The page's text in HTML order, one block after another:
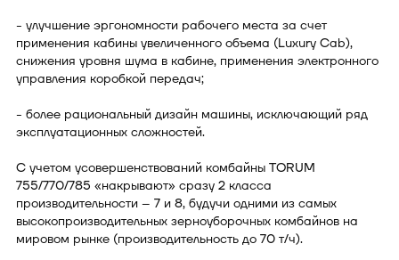
- улучшение эргономности рабочего места за счет
применения кабины увеличенного объема (Luxury Cab),
снижения уровня шума в кабине, применения электронного
управления коробкой передач;
- более рациональный дизайн машины, исключающий ряд
эксплуатационных сложностей.
С учетом усовершенствований комбайны TORUM
755/770/785 «накрывают» сразу 2 класса
производительности – 7 и 8, будучи одними из самых
высокопроизводительных зерноуборочных комбайнов на
мировом рынке (производительность до 70 т/ч).